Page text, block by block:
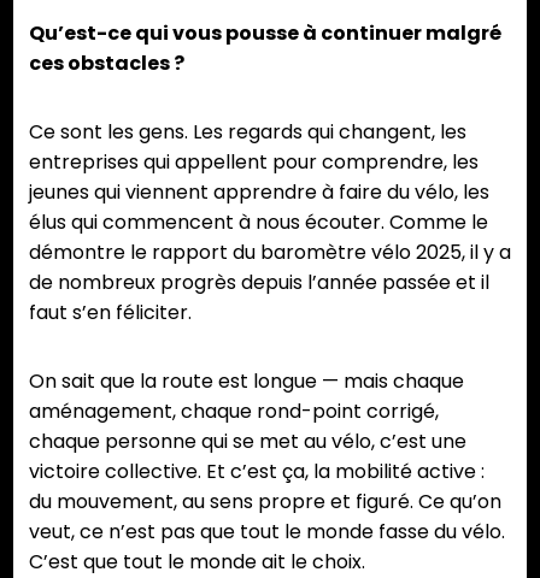
Qu’est-ce qui vous pousse à continuer malgré
ces obstacles ?
Ce sont les gens. Les regards qui changent, les
entreprises qui appellent pour comprendre, les
jeunes qui viennent apprendre à faire du vélo, les
élus qui commencent à nous écouter. Comme le
démontre le rapport du baromètre vélo 2025, il y a
de nombreux progrès depuis l’année passée et il
faut s’en féliciter.
On sait que la route est longue — mais chaque
aménagement, chaque rond-point corrigé,
chaque personne qui se met au vélo, c’est une
victoire collective. Et c’est ça, la mobilité active :
du mouvement, au sens propre et figuré. Ce qu’on
veut, ce n’est pas que tout le monde fasse du vélo.
C’est que tout le monde ait le choix.